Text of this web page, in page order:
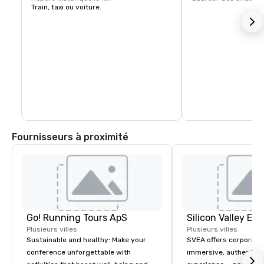
Train, taxi ou voiture.
Fournisseurs à proximité
Go! Running Tours ApS
Plusieurs villes
Sustainable and healthy: Make your
conference unforgettable with
Plusieurs villes
SVEA offers
immersive, authentic